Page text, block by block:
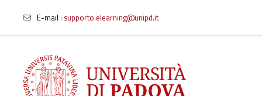
Vai al contenuto principale
E-mail : supporto.elearning@unipd.it